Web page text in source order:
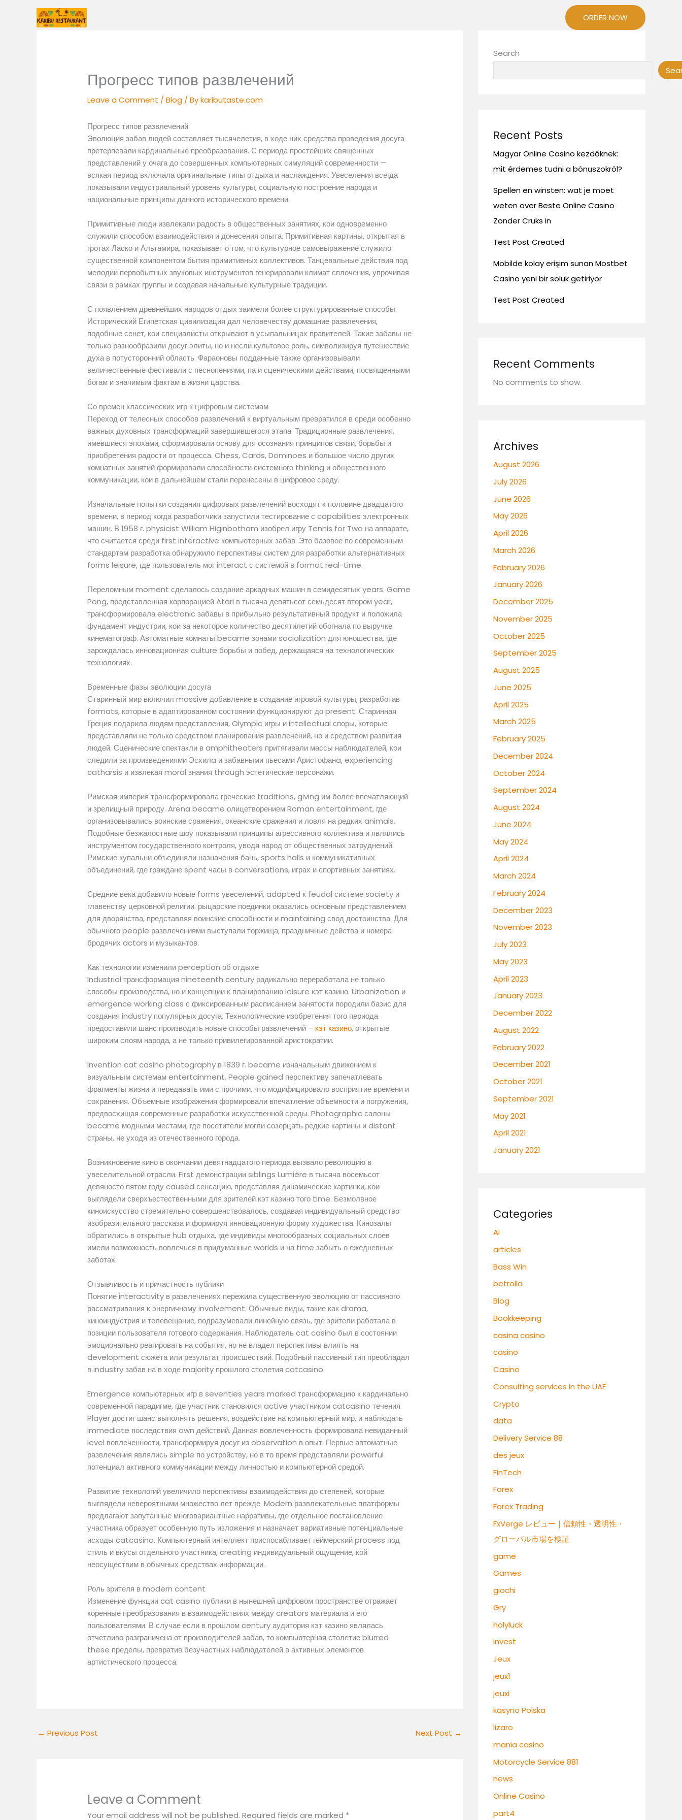
ORDER NOW
Прогресс типов развлечений
Leave a Comment /Blog / Bykaributaste.com
Прогресс типов развлечений
Эволюция забав людей составляет тысячелетия, в ходе них средства проведения досуга
претерпевали кардинальные преобразования. С периода простейших священных
представлений у очага до совершенных компьютерных симуляций современности —
всякая период включала оригинальные типы отдыха и наслаждения. Увеселения всегда
показывали индустриальный уровень культуры, социальную построение народа и
национальные принципы данного исторического времени.
Примитивные люди извлекали радость в общественных занятиях, кои одновременно
служили способом взаимодействия и донесения опыта. Примитивная картины, открытая в
гротах Ласко и Альтамира, показывает о том, что культурное самовыражение служило
существенной компонентом бытия примитивных коллективов. Танцевальные действия под
мелодии первобытных звуковых инструментов генерировали климат сплочения, упрочивая
связи в рамках группы и создавая начальные культурные традиции.
С появлением древнейших народов отдых заимели более структурированные способы.
Исторический Египетская цивилизация дал человечеству домашние развлечения,
подобные сенет, кои специалисты открывают в усыпальницах правителей. Такие забавы не
только разнообразили досуг элиты, но и несли культовое роль, символизируя путешествие
духа в потусторонний область. Фараоновы подданные также организовывали
величественные фестивали с песнопениями, па и сценическими действами, посвященными
богам и значимым фактам в жизни царства.
Со времен классических игр к цифровым системам
Переход от телесных способов развлечений к виртуальным превратился в среди особенно
важных духовных трансформаций завершившегося этапа. Традиционные развлечения,
имевшиеся эпохами, сформировали основу для осознания принципов связи, борьбы и
приобретения радости от процесса. Chess, Cards, Dominoes и большое число других
комнатных занятий формировали способности системного thinking и общественного
коммуникации, кои в дальнейшем стали перенесены в цифровое среду.
Изначальные попытки создания цифровых развлечений восходят к половине двадцатого
времени, в период когда разработчики запустили тестирование с capabilities электронных
машин. В 1958 г. physicist William Higinbotham изобрел игру Tennis for Two на аппарате,
что считается среди first interactive компьютерных забав. Это базовое по современным
стандартам разработка обнаружило перспективы систем для разработки альтернативных
forms leisure, где пользователь мог interact с системой в format real-time.
Переломным moment сделалось создание аркадных машин в семидесятых years. Game
Pong, представленная корпорацией Atari в тысяча девятьсот семьдесят втором year,
трансформировала electronic забавы в прибыльно результативный продукт и положила
фундамент индустрии, кои за некоторое количество десятилетий обогнала по выручке
кинематограф. Автоматные комнаты became зонами socialization для юношества, где
зарождалась инновационная culture борьбы и побед, держащаяся на технологических
технологиях.
Временные фазы эволюции досуга
Старинный мир включил massive добавление в создание игровой культуры, разработав
formats, которые в адаптированном состоянии функционируют до present. Старинная
Греция подарила людям представления, Olympic игры и intellectual споры, которые
представляли не только средством планирования развлечений, но и средством развития
людей. Сценические спектакли в amphitheaters притягивали массы наблюдателей, кои
следили за произведениями Эсхилa и забавными пьесами Аристофанa, experiencing
catharsis и извлекая moral знания through эстетические персонажи.
Римская империя трансформировала греческие traditions, giving им более впечатляющий
и зрелищный природу. Arena became олицетворением Roman entertainment, где
организовывались воинские сражения, океанские сражения и ловля на редких animals.
Подобные безжалостные шоу показывали принципы агрессивного коллектива и являлись
инструментом государственного контроля, уводя народ от общественных затруднений.
Римские купальни объединяли назначения бань, sports halls и коммуникативных
объединений, где граждане spent часы в conversations, играх и спортивных занятиях.
Средние века добавило новые forms увеселений, adapted к feudal системе society и
главенству церковной религии. рыцарские поединки оказались основным представлением
для дворянства, представляя воинские способности и maintaining свод достоинства. Для
обычного people развлечениями выступали торжища, праздничные действа и номера
бродячих actors и музыкантов.
Как технологии изменили perception об отдыхе
Industrial трансформация nineteenth century радикально переработала не только
способы производства, но и концепции к планированию leisure кэт казино. Urbanization и
emergence working class с фиксированным расписанием занятости породили базис для
создания industry популярных досуга. Технологические изобретения того периода
предоставили шанс производить новые способы развлечений – кэт казино, открытые
широким слоям народа, а не только привилегированной аристократии.
Invention cat casino photography в 1839 г. became изначальным движением к
визуальным системам entertainment. People gained перспективу запечатлевать
фрагменты жизни и передавать ими с прочими, что модифицировало восприятие времени и
сохранения. Объемные изображения формировали впечатление объемности и погружения,
предвосхищая современные разработки искусственной среды. Photographic салоны
became модными местами, где посетители могли созерцать редкие картины и distant
страны, не уходя из отечественного города.
Возникновение кино в окончании девятнадцатого периода вызвало революцию в
увеселительной отрасли. First демонстрации siblings Lumière в тысяча восемьсот
девяносто пятом году caused сенсацию, представляя динамические картинки, кои
выглядели сверхъестественными для зрителей кэт казино того time. Безмолвное
киноискусство стремительно совершенствовалось, создавая индивидуальный средство
изобразительного рассказа и формируя инновационную форму художества. Кинозалы
обратились в открытые hub отдыха, где индивиды многообразных социальных слоев
имели возможность вовлечься в придуманные worlds и на time забыть о ежедневных
заботах.
Отзывчивость и причастность публики
Понятие interactivity в развлечениях пережила существенную эволюцию от пассивного
рассматривания к энергичному involvement. Обычные виды, такие как drama,
киноиндустрия и телевещание, подразумевали линейную связь, где зрители работала в
позиции пользователя готового содержания. Наблюдатель cat casino был в состоянии
эмоционально реагировать на события, но не владел перспективы влиять на
development сюжета или результат происшествий. Подобный пассивный тип преобладал
в industry забав на в ходе majority прошлого столетия catcasino.
Emergence компьютерных игр в seventies years marked трансформацию к кардинально
современной парадигме, где участник становился active участником catcasino течения.
Player достиг шанс выполнять решения, воздействие на компьютерный мир, и наблюдать
immediate последствия own действий. Данная вовлеченность формировала невиданный
level вовлеченности, трансформируя досуг из observation в опыт. Первые автоматные
развлечения являлись simple по устройству, но в то время представляли powerful
потенциал активного коммуникации между личностью и компьютерной средой.
Развитие технологий увеличило перспективы взаимодействия до степеней, которые
выглядели невероятными множество лет прежде. Modern развлекательные платформы
предлагают запутанные многовариантные нарративы, где отдельное постановление
участника образует особенную путь изложения и назначает вариативные потенциальные
исходы catcasino. Компьютерный интеллект приспосабливает геймерский process под
стиль и вкусы отдельного участника, creating индивидуальный ощущение, кой
неосуществим в обычных средствах информации.
Роль зрителя в modern content
Изменение функции cat casino публики в нынешней цифровом пространстве отражает
коренные преобразования в взаимодействиях между creators материала и его
пользователями. В случае если в прошлом century аудитория кэт казино являлась
отчетливо разграничена от производителей забав, то компьютерная столетие blurred
these пределы, превратив безучастных наблюдателей в активных элементов
артистического процесса.
← Previous Post Next Post →
Leave a Comment
Your email address will not be published. Required fields are marked *
Search
Recent Posts
Magyar Online Casino kezdőknek:
mit érdemes tudni a bónuszokról?
Spellen en winsten: wat je moet
weten over Beste Online Casino
Zonder Cruks in
Test Post Created
Mobilde kolay erişim sunan Mostbet
Casino yeni bir soluk getiriyor
Test Post Created
Recent Comments
No comments to show.
Archives
August 2026
July 2026
June 2026
May 2026
April 2026
March 2026
February 2026
January 2026
December 2025
November 2025
October 2025
September 2025
August 2025
June 2025
April 2025
March 2025
February 2025
December 2024
October 2024
September 2024
August 2024
June 2024
May 2024
April 2024
March 2024
February 2024
December 2023
November 2023
July 2023
May 2023
April 2023
January 2023
December 2022
August 2022
February 2022
December 2021
October 2021
September 2021
May 2021
April 2021
January 2021
Categories
AI
articles
Bass Win
betrolla
Blog
Bookkeeping
casina casino
casino
Casino
Consulting services in the UAE
Crypto
data
Delivery Service 88
des jeux
FinTech
Forex
Forex Trading
FxVerge レビュー｜信頼性・透明性・
グローバル市場を検証
game
Games
giochi
Gry
holyluck
Invest
Jeux
jeux1
jeuxi
kasyno Polska
lizaro
mania casino
Motorcycle Service 881
news
Online Casino
part4